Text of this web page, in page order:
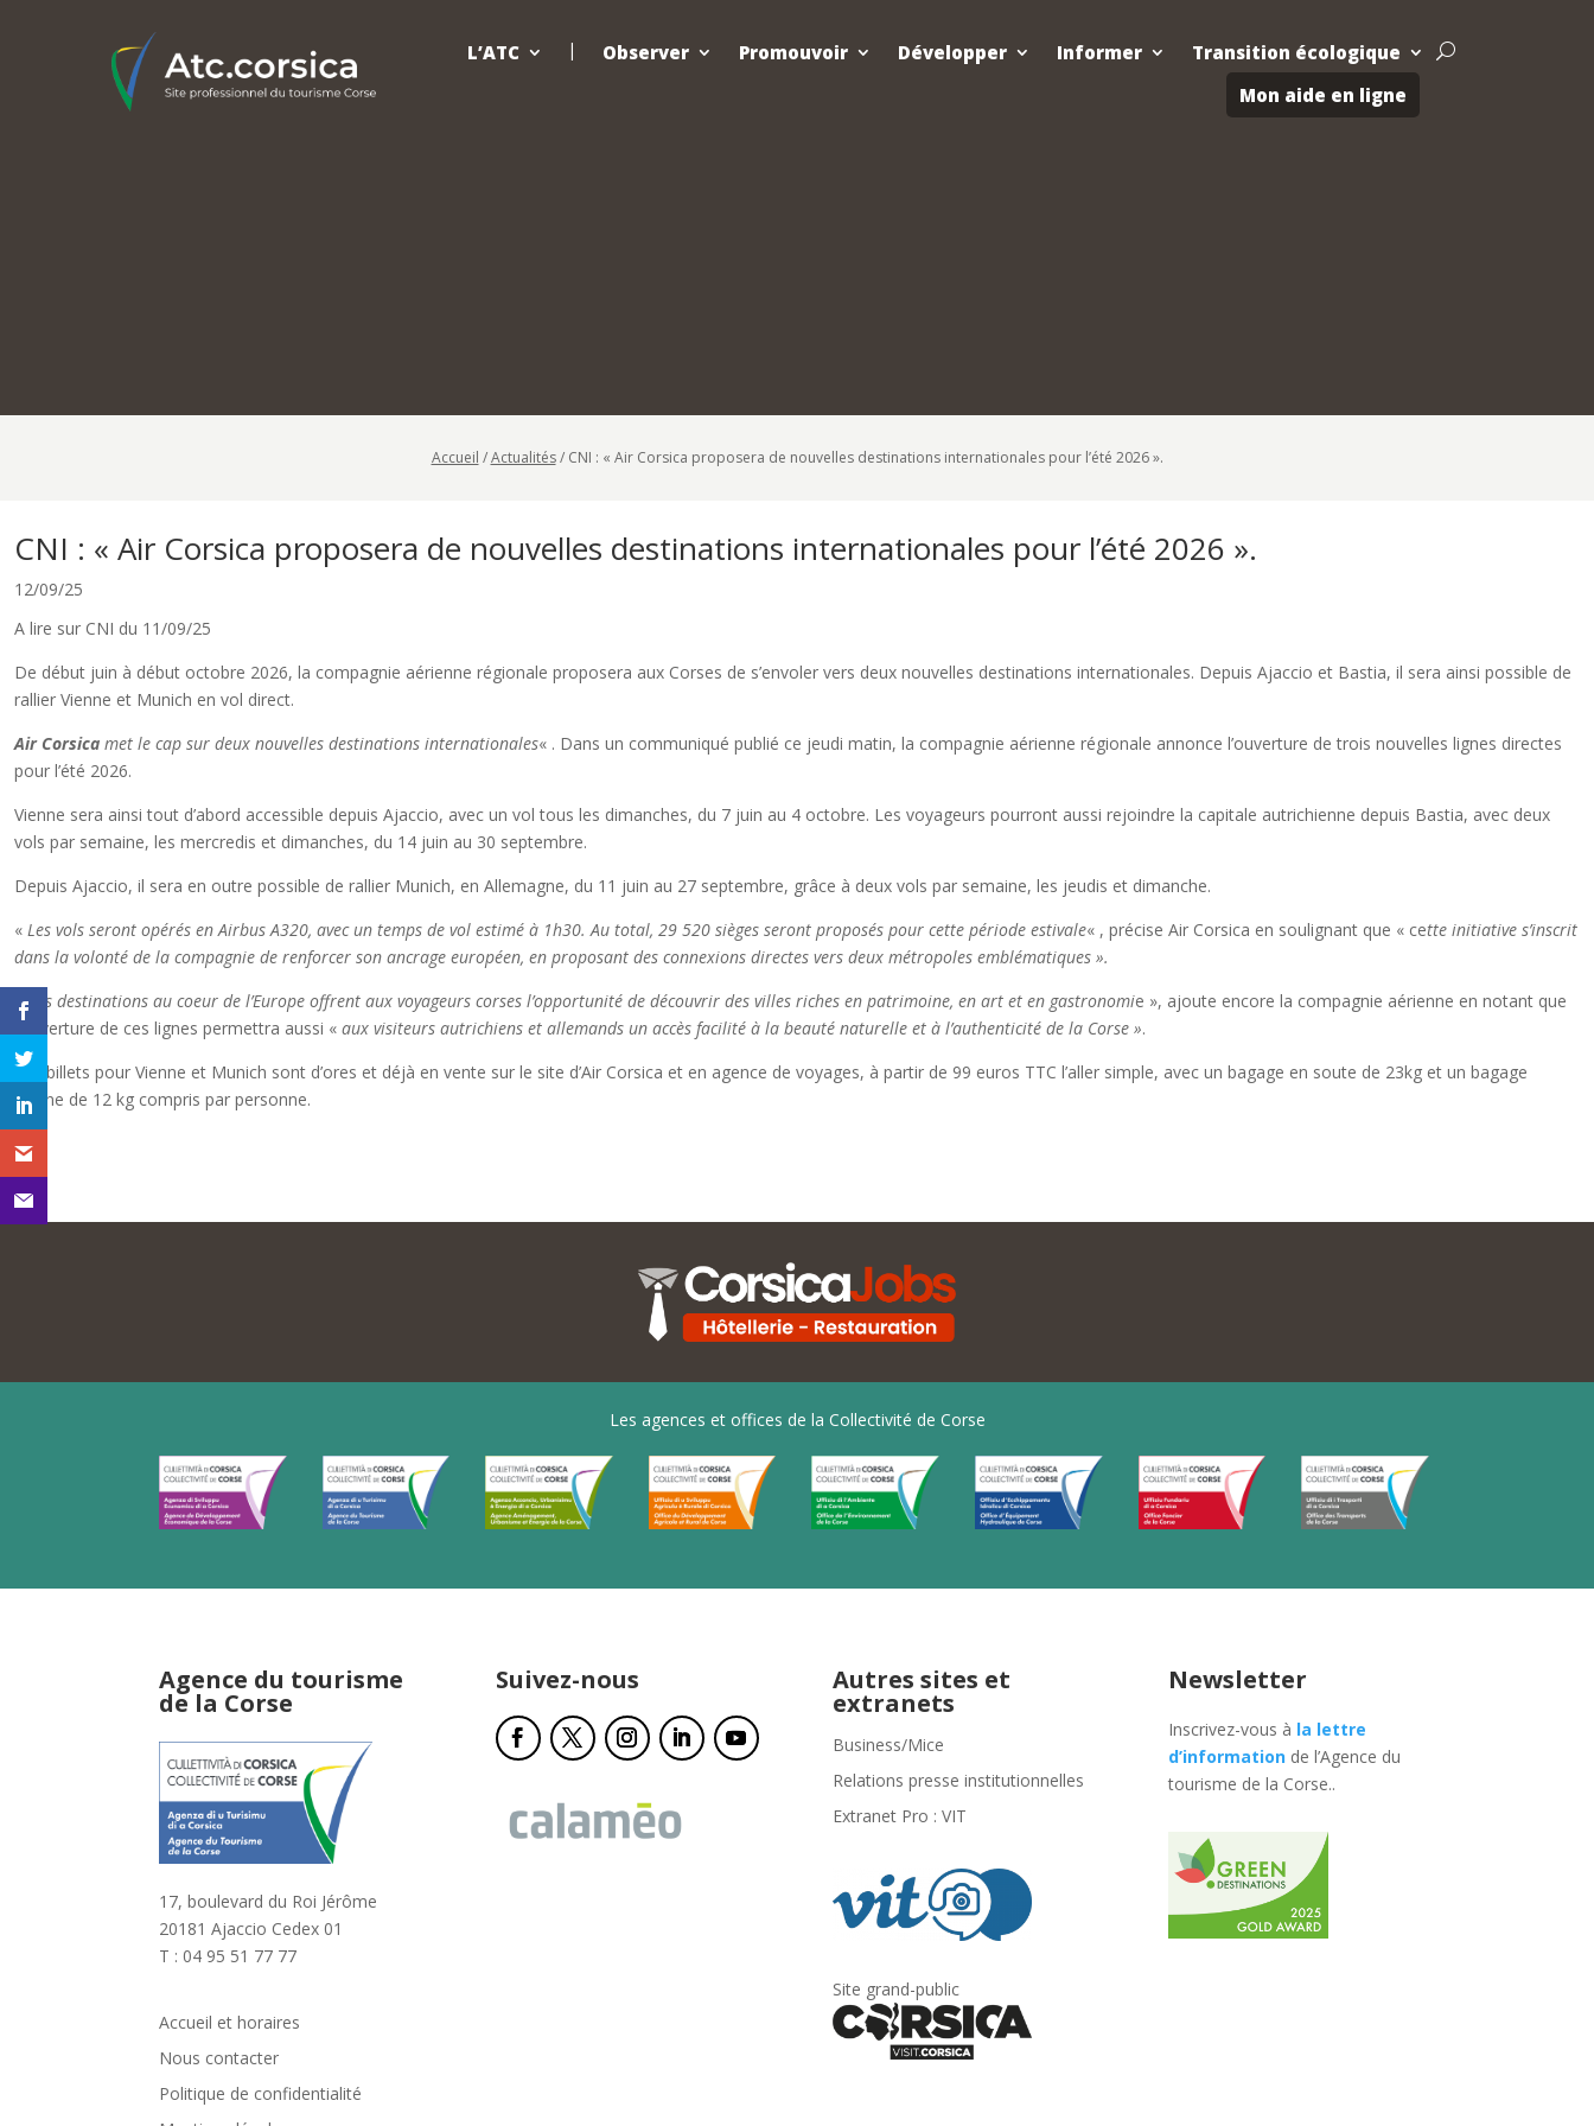
L’ATC Observer Promouvoir Développer Informer
Transition écologique
Mon aide en ligne
U
Accueil /Actualités/ CNI : « Air Corsica proposera de nouvelles destinations internationales pour l’été 2026 ».
CNI : « Air Corsica proposera de nouvelles destinations internationales pour l’été 2026 ».
12/09/25
A lire sur CNI du 11/09/25
De début juin à début octobre 2026, la compagnie aérienne régionale proposera aux Corses de s’envoler vers deux nouvelles destinations internationales. Depuis Ajaccio et Bastia, il sera ainsi possible de
rallier Vienne et Munich en vol direct.
Air Corsica met le cap sur deux nouvelles destinations internationales« . Dans un communiqué publié ce jeudi matin, la compagnie aérienne régionale annonce l’ouverture de trois nouvelles lignes directes
pour l’été 2026.
Vienne sera ainsi tout d’abord accessible depuis Ajaccio, avec un vol tous les dimanches, du 7 juin au 4 octobre. Les voyageurs pourront aussi rejoindre la capitale autrichienne depuis Bastia, avec deux
vols par semaine, les mercredis et dimanches, du 14 juin au 30 septembre.
Depuis Ajaccio, il sera en outre possible de rallier Munich, en Allemagne, du 11 juin au 27 septembre, grâce à deux vols par semaine, les jeudis et dimanche.
« Les vols seront opérés en Airbus A320, avec un temps de vol estimé à 1h30. Au total, 29 520 sièges seront proposés pour cette période estivale« , précise Air Corsica en soulignant que « cette initiative s’inscrit
dans la volonté de la compagnie de renforcer son ancrage européen, en proposant des connexions directes vers deux métropoles emblématiques ».
« Ces destinations au coeur de l’Europe offrent aux voyageurs corses l’opportunité de découvrir des villes riches en patrimoine, en art et en gastronomie », ajoute encore la compagnie aérienne en notant que
l’ouverture de ces lignes permettra aussi « aux visiteurs autrichiens et allemands un accès facilité à la beauté naturelle et à l’authenticité de la Corse ».
Les billets pour Vienne et Munich sont d’ores et déjà en vente sur le site d’Air Corsica et en agence de voyages, à partir de 99 euros TTC l’aller simple, avec un bagage en soute de 23kg et un bagage
cabine de 12 kg compris par personne.
Les agences et offices de la Collectivité de Corse
Agence du tourisme
de la Corse
17, boulevard du Roi Jérôme
20181 Ajaccio Cedex 01
T : 04 95 51 77 77
Accueil et horaires
Nous contacter
Politique de confidentialité
Suivez-nous Autres sites et
extranets
Business/Mice
Relations presse institutionnelles
Extranet Pro : VIT
Site grand-public
Newsletter
Inscrivez-vous à la lettre
d’information de l’Agence du
tourisme de la Corse..